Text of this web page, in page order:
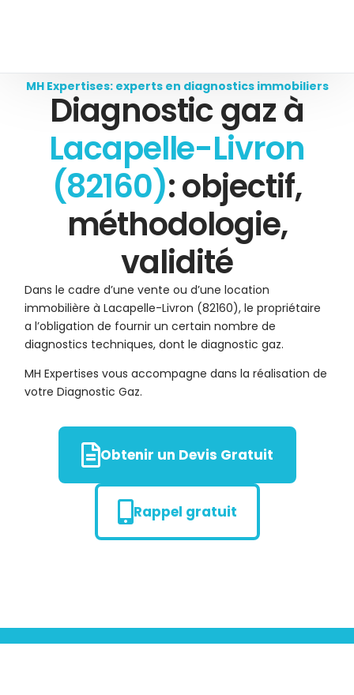
MH Expertises: experts en diagnostics immobiliers
Diagnostic gaz à
Lacapelle-Livron
(82160): objectif,
méthodologie,
validité
Dans le cadre d’une vente ou d’une location
immobilière à Lacapelle-Livron (82160), le propriétaire
a l’obligation de fournir un certain nombre de
diagnostics techniques, dont le diagnostic gaz.
MH Expertises vous accompagne dans la réalisation de
votre Diagnostic Gaz.
Obtenir un Devis Gratuit
Rappel gratuit